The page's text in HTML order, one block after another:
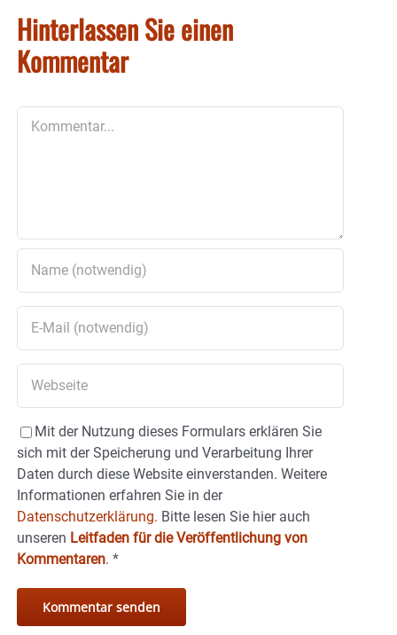
Hinterlassen Sie einen
Kommentar
Mit der Nutzung dieses Formulars erklären Sie
sich mit der Speicherung und Verarbeitung Ihrer
Daten durch diese Website einverstanden. Weitere
Informationen erfahren Sie in der
Datenschutzerklärung. Bitte lesen Sie hier auch
unseren Leitfaden für die Veröffentlichung von
Kommentaren. *